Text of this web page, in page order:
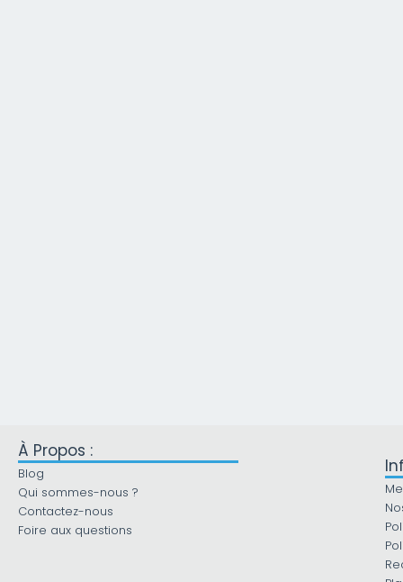
À Propos :
Blog
Qui sommes-nous ?
Contactez-nous
Foire aux questions